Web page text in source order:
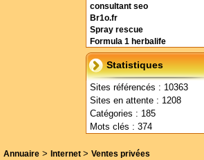
consultant seo
Br1o.fr
Spray rescue
Formula 1 herbalife
Statistiques
Sites référencés : 10363
Sites en attente : 1208
Catégories : 185
Mots clés : 374
Annuaire > Internet > Ventes privées